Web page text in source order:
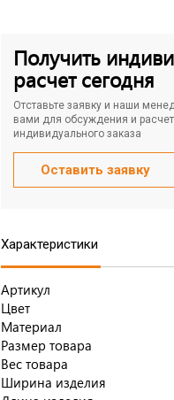
Получить
расчет сегодня
Отставьте заявку и наши
вами для обсуждения и
индивидуального заказа
Оставить заявку
Характеристики
Артикул
Цвет
Материал
Размер товара
Вес товара
Ширина изделия